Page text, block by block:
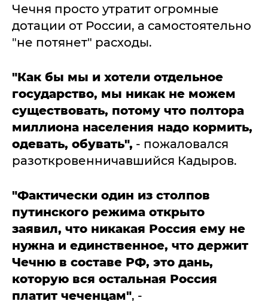
Чечня просто утратит огромные
дотации от России, а самостоятельно
"не потянет" расходы.
"Как бы мы и хотели отдельное
государство, мы никак не можем
существовать, потому что полтора
миллиона населения надо кормить,
одевать, обувать", - пожаловался
разоткровенничавшийся Кадыров.
"Фактически один из столпов
путинского режима открыто
заявил, что никакая Россия ему не
нужна и единственное, что держит
Чечню в составе РФ, это дань,
которую вся остальная Россия
платит чеченцам", -